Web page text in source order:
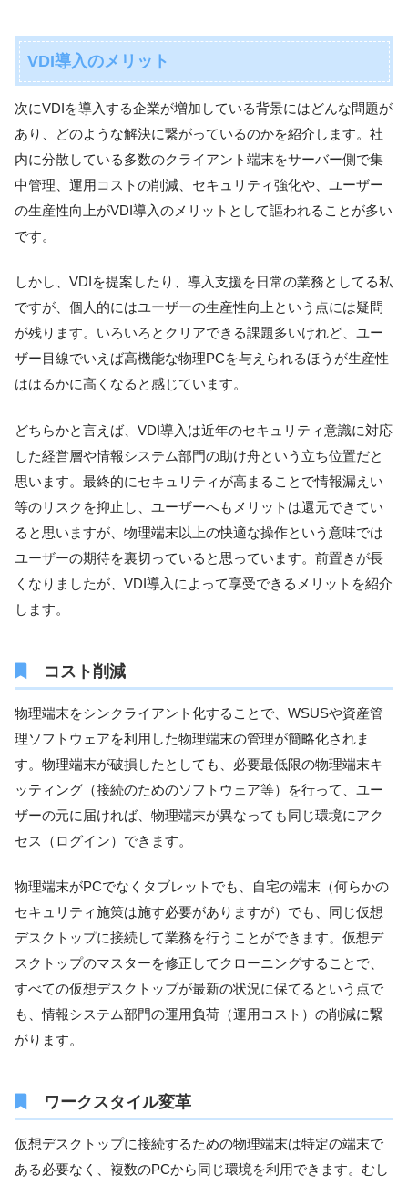
VDI導入のメリット
次にVDIを導入する企業が増加している背景にはどんな問題が
あり、どのような解決に繋がっているのかを紹介します。社
内に分散している多数のクライアント端末をサーバー側で集
中管理、運用コストの削減、セキュリティ強化や、ユーザー
の生産性向上がVDI導入のメリットとして謳われることが多い
です。
しかし、VDIを提案したり、導入支援を日常の業務としてる私
ですが、個人的にはユーザーの生産性向上という点には疑問
が残ります。いろいろとクリアできる課題多いけれど、ユー
ザー目線でいえば高機能な物理PCを与えられるほうが生産性
ははるかに高くなると感じています。
どちらかと言えば、VDI導入は近年のセキュリティ意識に対応
した経営層や情報システム部門の助け舟という立ち位置だと
思います。最終的にセキュリティが高まることで情報漏えい
等のリスクを抑止し、ユーザーへもメリットは還元できてい
ると思いますが、物理端末以上の快適な操作という意味では
ユーザーの期待を裏切っていると思っています。前置きが長
くなりましたが、VDI導入によって享受できるメリットを紹介
します。
コスト削減
物理端末をシンクライアント化することで、WSUSや資産管
理ソフトウェアを利用した物理端末の管理が簡略化されま
す。物理端末が破損したとしても、必要最低限の物理端末キ
ッティング（接続のためのソフトウェア等）を行って、ユー
ザーの元に届ければ、物理端末が異なっても同じ環境にアク
セス（ログイン）できます。
物理端末がPCでなくタブレットでも、自宅の端末（何らかの
セキュリティ施策は施す必要がありますが）でも、同じ仮想
デスクトップに接続して業務を行うことができます。仮想デ
スクトップのマスターを修正してクローニングすることで、
すべての仮想デスクトップが最新の状況に保てるという点で
も、情報システム部門の運用負荷（運用コスト）の削減に繋
がります。
ワークスタイル変革
仮想デスクトップに接続するための物理端末は特定の端末で
ある必要なく、複数のPCから同じ環境を利用できます。むし